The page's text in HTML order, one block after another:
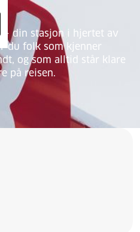
– din stasjon i hjertet av
du folk som kjenner
og som alltid står klare
på reisen.